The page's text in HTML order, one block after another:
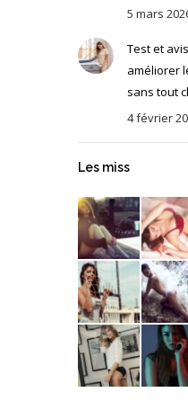
5 mars
Test et
améliorer
sans tout
4 février
Les miss